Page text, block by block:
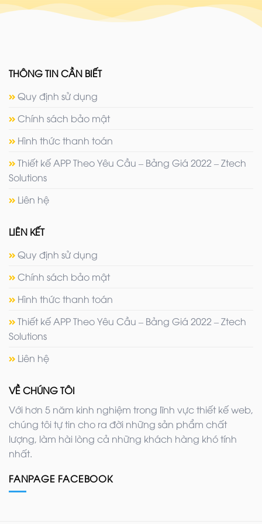
THÔNG TIN CẦN BIẾT
Quy định sử dụng
Chính sách bảo mật
Hình thức thanh toán
Thiết kế APP Theo Yêu Cầu – Bảng Giá 2022 – Ztech
Solutions
Liên hệ
LIÊN KẾT
Quy định sử dụng
Chính sách bảo mật
Hình thức thanh toán
Thiết kế APP Theo Yêu Cầu – Bảng Giá 2022 – Ztech
Solutions
Liên hệ
VỀ CHÚNG TÔI
Với hơn 5 năm kinh nghiệm trong lĩnh vực thiết kế web,
chúng tôi tự tin cho ra đời những sản phẩm chất
lượng, làm hài lòng cả những khách hàng khó tính
nhất.
FANPAGE FACEBOOK